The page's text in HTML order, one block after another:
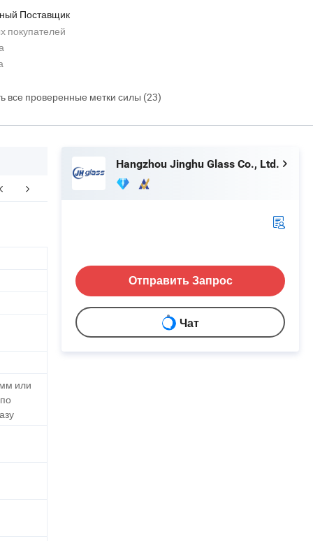
Поставщик
покупателей
все проверенные метки силы (23)
Упаковка Профиль компании
или
Hangzhou Jinghu Glass Co., Ltd.
Отправить Запрос
Чат